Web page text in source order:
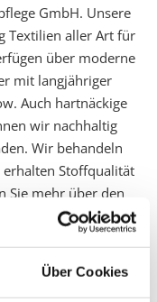
Über Cookies
GmbH. Unsere
Textilien aller Art für
über moderne
mit langjähriger
Auch hartnäckige
wir nachhaltig
Wir behandeln
Stoffqualität
Sie mehr über den
GmbH.
Mengen an Textilien
pünktlich aus.